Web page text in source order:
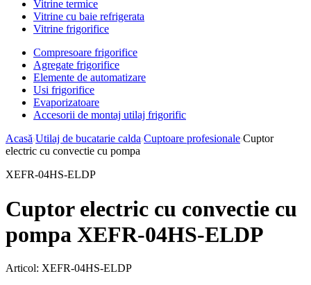
Vitrine termice
Vitrine cu baie refrigerata
Vitrine frigorifice
Compresoare frigorifice
Agregate frigorifice
Elemente de automatizare
Usi frigorifice
Evaporizatoare
Accesorii de montaj utilaj frigorific
Acasă Utilaj de bucatarie calda Cuptoare profesionale Cuptor
electric cu convectie cu pompa
XEFR-04HS-ELDP
Cuptor electric cu convectie cu
pompa XEFR-04HS-ELDP
Articol: XEFR-04HS-ELDP